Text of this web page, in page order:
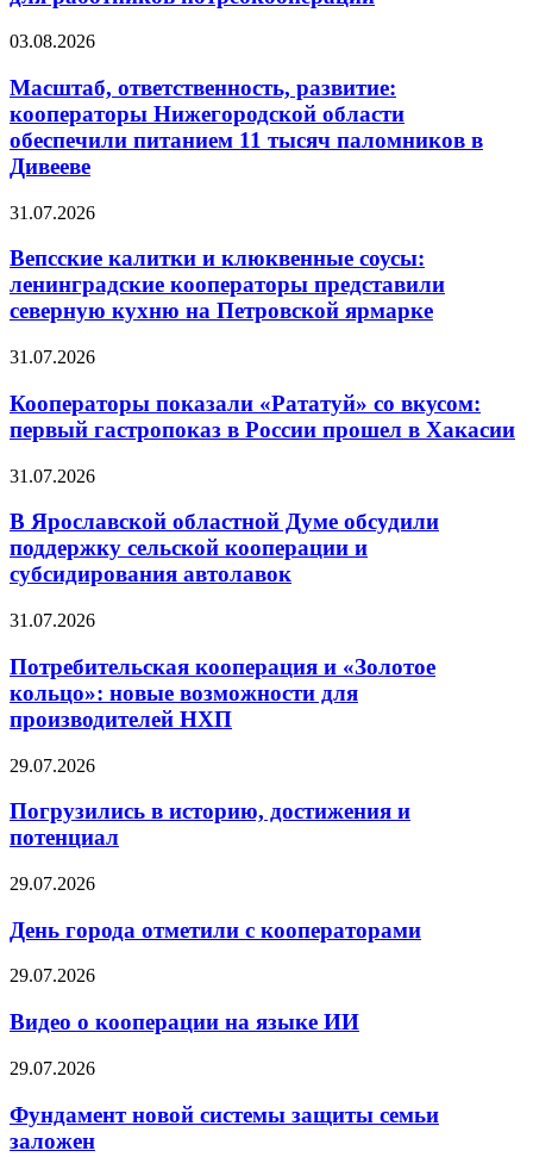
03.08.2026
Масштаб, ответственность, развитие:
кооператоры Нижегородской области
обеспечили питанием 11 тысяч паломников в
Дивееве
31.07.2026
Вепсские калитки и клюквенные соусы:
ленинградские кооператоры представили
северную кухню на Петровской ярмарке
31.07.2026
Кооператоры показали «Рататуй» со вкусом:
первый гастропоказ в России прошел в Хакасии
31.07.2026
В Ярославской областной Думе обсудили
поддержку сельской кооперации и
субсидирования автолавок
31.07.2026
Потребительская кооперация и «Золотое
кольцо»: новые возможности для
производителей НХП
29.07.2026
Погрузились в историю, достижения и
потенциал
29.07.2026
День города отметили с кооператорами
29.07.2026
Видео о кооперации на языке ИИ
29.07.2026
Фундамент новой системы защиты семьи
заложен